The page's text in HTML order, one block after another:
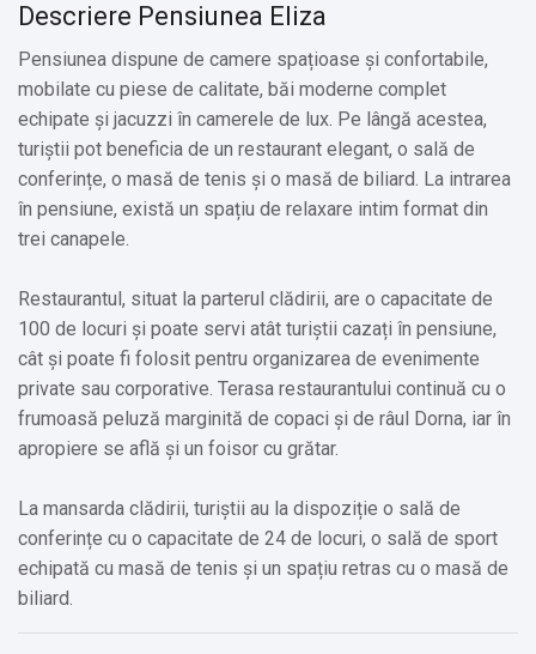
Descriere Pensiunea Eliza
Pensiunea dispune de camere spațioase și confortabile,
mobilate cu piese de calitate, băi moderne complet
echipate și jacuzzi în camerele de lux. Pe lângă acestea,
turiștii pot beneficia de un restaurant elegant, o sală de
conferințe, o masă de tenis și o masă de biliard. La intrarea
în pensiune, există un spațiu de relaxare intim format din
trei canapele.
Restaurantul, situat la parterul clădirii, are o capacitate de
100 de locuri și poate servi atât turiștii cazați în pensiune,
cât și poate fi folosit pentru organizarea de evenimente
private sau corporative. Terasa restaurantului continuă cu o
frumoasă peluză marginită de copaci și de râul Dorna, iar în
apropiere se află și un foisor cu grătar.
La mansarda clădirii, turiștii au la dispoziție o sală de
conferințe cu o capacitate de 24 de locuri, o sală de sport
echipată cu masă de tenis și un spațiu retras cu o masă de
biliard.